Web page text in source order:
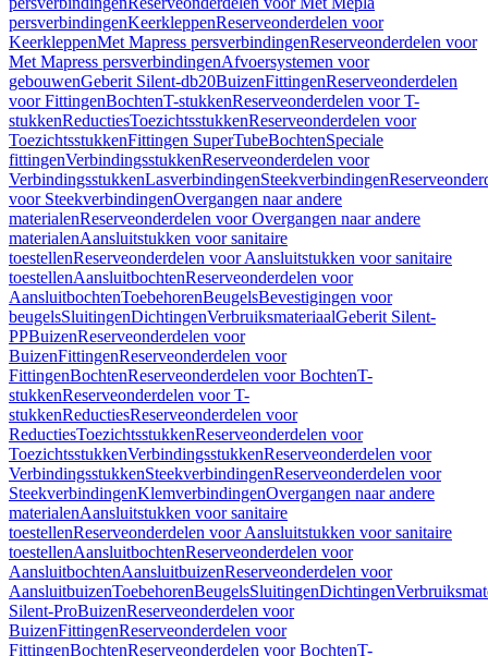
persverbindingenKeerkleppenReserveonderdelen voor
KeerkleppenMet Mapress persverbindingenReserveonderdelen voor
Met Mapress persverbindingenAfvoersystemen voor
gebouwenGeberit Silent-db20BuizenFittingenReserveonderdelen
voor FittingenBochtenT-stukkenReserveonderdelen voor T-
stukkenReductiesToezichtsstukkenReserveonderdelen voor
ToezichtsstukkenFittingen SuperTubeBochtenSpeciale
fittingenVerbindingsstukkenReserveonderdelen voor
VerbindingsstukkenLasverbindingenSteekverbindingen
voor SteekverbindingenOvergangen naar andere
materialenReserveonderdelen voor Overgangen naar andere
materialenAansluitstukken voor sanitaire
toestellenReserveonderdelen voor Aansluitstukken voor sanitaire
toestellenAansluitbochtenReserveonderdelen voor
AansluitbochtenToebehorenBeugelsBevestigingen voor
beugelsSluitingenDichtingenVerbruiksmateriaalGeberit Silent-
PPBuizenReserveonderdelen voor
BuizenFittingenReserveonderdelen voor
FittingenBochtenReserveonderdelen voor BochtenT-
stukkenReserveonderdelen voor T-
stukkenReductiesReserveonderdelen voor
ReductiesToezichtsstukkenReserveonderdelen voor
ToezichtsstukkenVerbindingsstukkenReserveonderdelen voor
VerbindingsstukkenSteekverbindingenReserveonderdelen voor
SteekverbindingenKlemverbindingenOvergangen naar andere
materialenAansluitstukken voor sanitaire
toestellenReserveonderdelen voor Aansluitstukken voor sanitaire
toestellenAansluitbochtenReserveonderdelen voor
AansluitbochtenAansluitbuizenReserveonderdelen voor
AansluitbuizenToebehorenBeugelsSluitingenDichtingen
Silent-ProBuizenReserveonderdelen voor
BuizenFittingenReserveonderdelen voor
FittingenBochtenReserveonderdelen voor BochtenT-